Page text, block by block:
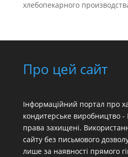
хлебопекарного
Про цей сайт
Інформаційний портал про
кондитерське виробництво -
права захищені.
сайту без письмового
лише за наявності прямого